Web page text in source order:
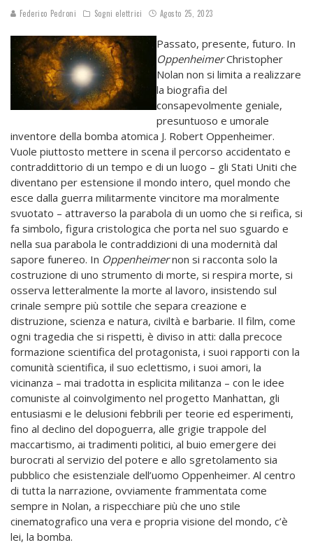
Federico Pedroni Sogni elettrici Agosto 25, 2023
Passato, presente, futuro. In
OppenheimerChristopher
Nolan non si limita a realizzare
la biografia del
consapevolmente geniale,
presuntuoso e umorale
inventore della bomba atomica J. Robert Oppenheimer.
Vuole piuttosto mettere in scena il percorso accidentato e
contraddittorio di un tempo e di un luogo – gli Stati Uniti che
diventano per estensione il mondo intero, quel mondo che
esce dalla guerra militarmente vincitore ma moralmente
svuotato – attraverso la parabola di un uomo che si reifica, si
fa simbolo, figura cristologica che porta nel suo sguardo e
nella sua parabola le contraddizioni di una modernità dal
sapore funereo. In Oppenheimernon si racconta solo la
costruzione di uno strumento di morte, si respira morte, si
osserva letteralmente la morte al lavoro, insistendo sul
crinale sempre più sottile che separa creazione e
distruzione, scienza e natura, civiltà e barbarie. Il film, come
ogni tragedia che si rispetti, è diviso in atti: dalla precoce
formazione scientifica del protagonista, i suoi rapporti con la
comunità scientifica, il suo eclettismo, i suoi amori, la
vicinanza – mai tradotta in esplicita militanza – con le idee
comuniste al coinvolgimento nel progetto Manhattan, gli
entusiasmi e le delusioni febbrili per teorie ed esperimenti,
fino al declino del dopoguerra, alle grigie trappole del
maccartismo, ai tradimenti politici, al buio emergere dei
burocrati al servizio del potere e allo sgretolamento sia
pubblico che esistenziale dell’uomo Oppenheimer. Al centro
di tutta la narrazione, ovviamente frammentata come
sempre in Nolan, a rispecchiare più che uno stile
cinematografico una vera e propria visione del mondo, c’è
lei, la bomba.